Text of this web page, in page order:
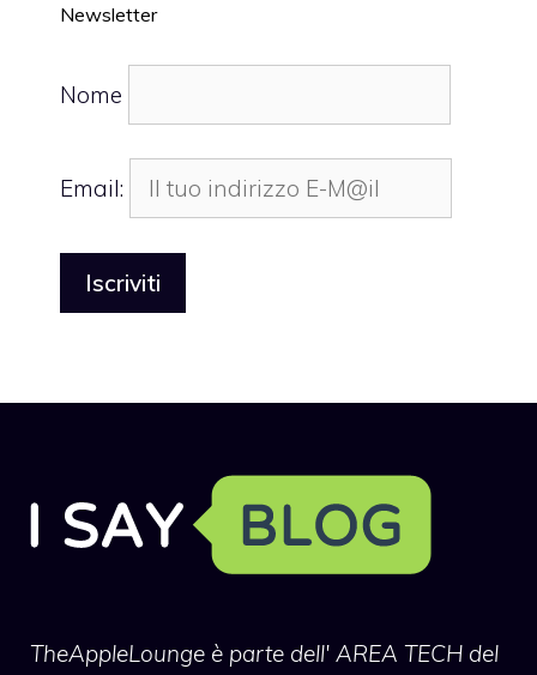
Newsletter
Nome
Email:
TheAppleLounge è parte dell' AREA TECH del